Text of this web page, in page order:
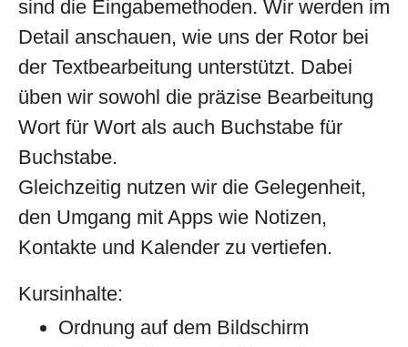
sind die Eingabemethoden. Wir werden im
Detail anschauen, wie uns der Rotor bei
der Textbearbeitung unterstützt. Dabei
üben wir sowohl die präzise Bearbeitung
Wort für Wort als auch Buchstabe für
Buchstabe.
Gleichzeitig nutzen wir die Gelegenheit,
den Umgang mit Apps wie Notizen,
Kontakte und Kalender zu vertiefen.
Kursinhalte:
Ordnung auf dem Bildschirm